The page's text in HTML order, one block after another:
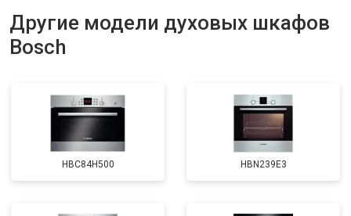
Другие модели духовых шкафов
Bosch
HBC84H500 HBN239E3